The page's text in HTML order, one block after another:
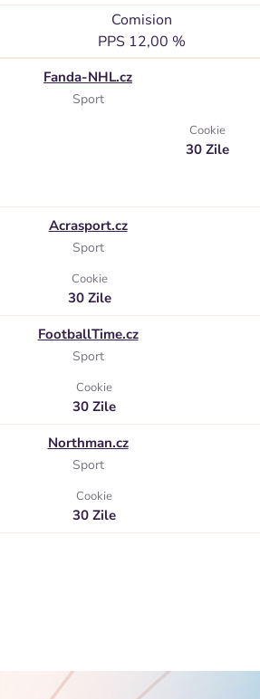
Comision
PPS 12,00 %
Fanda-NHL.cz
Sport
Cookie
30 Zile
Acrasport.cz
Sport
Cookie
30 Zile
FootballTime.cz
Sport
Cookie
30 Zile
Northman.cz
Sport
Cookie
30 Zile